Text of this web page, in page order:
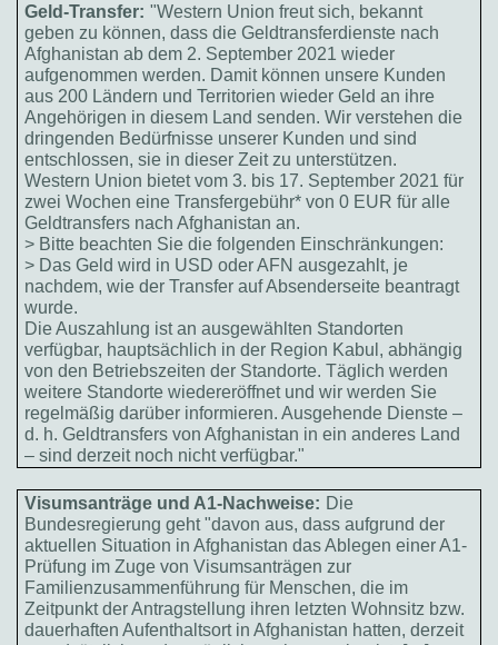
Geld-Transfer: "Western Union freut sich, bekannt
geben zu können, dass die Geldtransferdienste nach
Afghanistan ab dem 2. September 2021 wieder
aufgenommen werden. Damit können unsere Kunden
aus 200 Ländern und Territorien wieder Geld an ihre
Angehörigen in diesem Land senden. Wir verstehen die
dringenden Bedürfnisse unserer Kunden und sind
entschlossen, sie in dieser Zeit zu unterstützen.
Western Union bietet vom 3. bis 17. September 2021 für
zwei Wochen eine Transfergebühr* von 0 EUR für alle
Geldtransfers nach Afghanistan an.
> Bitte beachten Sie die folgenden Einschränkungen:
> Das Geld wird in USD oder AFN ausgezahlt, je
nachdem, wie der Transfer auf Absenderseite beantragt
wurde.
Die Auszahlung ist an ausgewählten Standorten
verfügbar, hauptsächlich in der Region Kabul, abhängig
von den Betriebszeiten der Standorte. Täglich werden
weitere Standorte wiedereröffnet und wir werden Sie
regelmäßig darüber informieren. Ausgehende Dienste –
d. h. Geldtransfers von Afghanistan in ein anderes Land
– sind derzeit noch nicht verfügbar."
Visumsanträge und A1-Nachweise: Die
Bundesregierung geht "davon aus, dass aufgrund der
aktuellen Situation in Afghanistan das Ablegen einer A1-
Prüfung im Zuge von Visumsanträgen zur
Familienzusammenführung für Menschen, die im
Zeitpunkt der Antragstellung ihren letzten Wohnsitz bzw.
dauerhaften Aufenthaltsort in Afghanistan hatten, derzeit